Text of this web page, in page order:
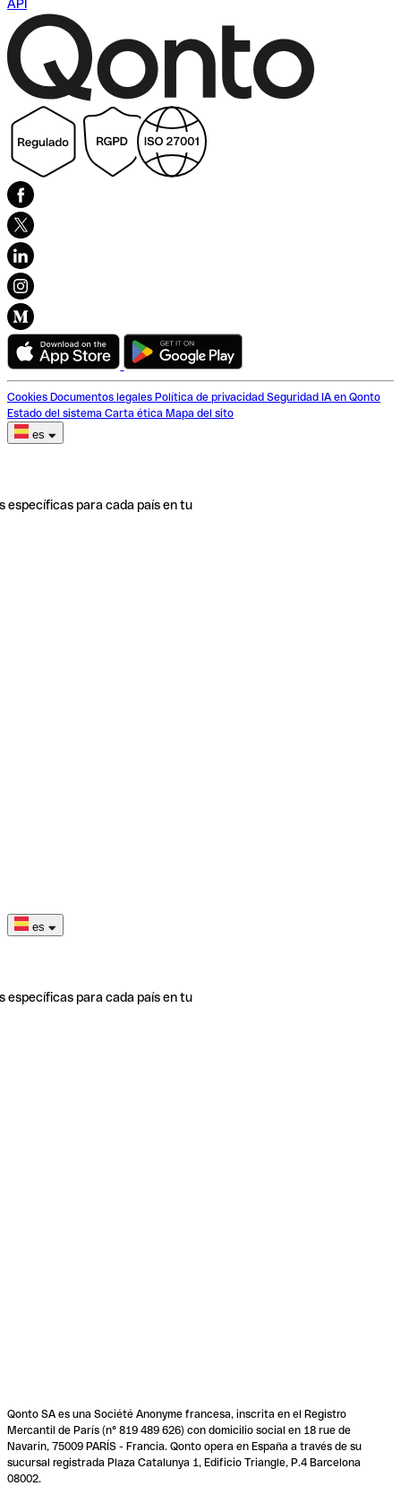
API
Cookies Documentos legales Política de privacidad Seguridad IA en Qonto
Estado del sistema Carta ética Mapa del sito
es
específicas para cada país en tu
es
específicas para cada país en tu
Qonto SA es una Société Anonyme francesa, inscrita en el Registro
Mercantil de París (n° 819 489 626) con domicilio social en 18 rue de
Navarin, 75009 PARÍS - Francia. Qonto opera en España a través de su
sucursal registrada Plaza Catalunya 1, Edificio Triangle, P.4 Barcelona
08002.